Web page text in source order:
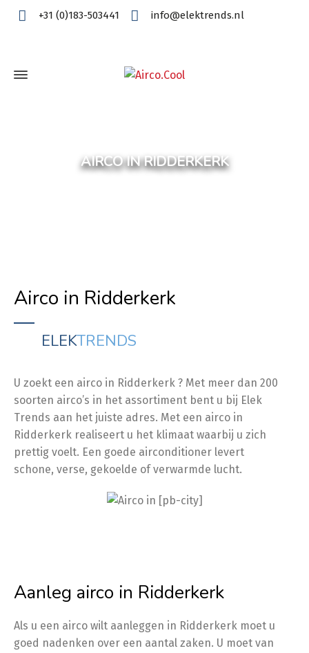
+31 (0)183-503441 info@elektrends.nl
AIRCO IN RIDDERKERK
Airco in Ridderkerk
ELEKTRENDS
U zoekt een airco in Ridderkerk ? Met meer dan 200
soorten airco’s in het assortiment bent u bij Elek
Trends aan het juiste adres. Met een airco in
Ridderkerk realiseert u het klimaat waarbij u zich
prettig voelt. Een goede airconditioner levert
schone, verse, gekoelde of verwarmde lucht.
Aanleg airco in Ridderkerk
Als u een airco wilt aanleggen in Ridderkerk moet u
goed nadenken over een aantal zaken. U moet van